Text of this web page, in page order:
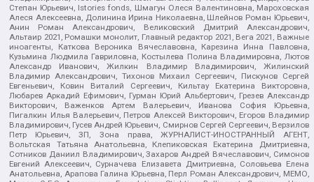
Степан Юрьевич, Istories fonds, Шмагун Олеся Валентиновна, Мароховская
Алеся Алексеевна, Долинина Ирина Николаевна, Шлейнов Роман Юрьевич,
Анин Роман Александрович, Великовский Дмитрий Александрович,
Альтаир 2021, Ромашки монолит, Главный редактор 2021, Вега 2021, Важные
иноагенты, Каткова Вероника Вячеславовна, Карезина Инна Павловна,
Кузьмина Людмила Гавриловна, Костылева Полина Владимировна, Лютов
Александр Иванович, Жилкин Владимир Владимирович, Жилинский
Владимир Александрович, Тихонов Михаил Сергеевич, Пискунов Сергей
Евгеньевич, Ковин Виталий Сергеевич, Кильтау Екатерина Викторовна,
Любарев Аркадий Ефимович, Гурман Юрий Альбертович, Грезев Александр
Викторович, Важенков Артем Валерьевич, Иванова София Юрьевна,
Пигалкин Илья Валерьевич, Петров Алексей Викторович, Егоров Владимир
Владимирович, Гусев Андрей Юрьевич, Смирнов Сергей Сергеевич, Верзилов
Петр Юрьевич, ЗП, Зона права, ЖУРНАЛИСТ-ИНОСТРАННЫЙ АГЕНТ,
Вольтская Татьяна Анатольевна, Клепиковская Екатерина Дмитриевна,
Сотников Даниил Владимирович, Захаров Андрей Вячеславович, Симонов
Евгений Алексеевич, Сурначева Елизавета Дмитриевна, Соловьева Елена
Анатольевна, Арапова Галина Юрьевна, Перл Роман Александрович, МЕМО,